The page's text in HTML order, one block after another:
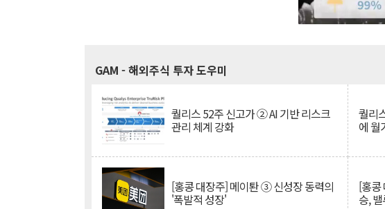
GAM - 해외주식 투자 도우미
퀄리스 52주 신고가 ② AI 기반 리스크
관리 체계 강화
퀄리
에 월
[홍콩 대장주] 메이퇀 ③ 신성장 동력의
'폭발적 성장'
[홍콩
승,